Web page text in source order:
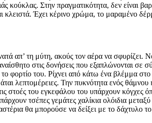
κούκλας. Στην πραγματικότητα, δεν είναι
Έχει κέρινο χρώμα, το μαραμένο
απ’ τη μύτη, ακούς τον αέρα να σφυρίζει.
στις δονήσεις που εξαπλώνονται
φορτίο του. Ρίχνει από κάτω ένα βλέμμα
λεπτομέρειες. Την πυκνότητα ενός
στοές του εγκεφάλου του υπάρχουν κόγχες
τσέπες γεμάτες χαλίκια ολόιδια
θα μπορούσε να δείξει με το δάχτυλο